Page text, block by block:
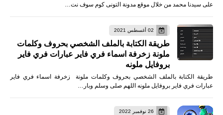
على سيدنا محمد من خلال موقع مدونة التونى كوم سوف نت…
02 أغسطس 2021
طريقة الكتابة بالملف الشخصي بحروف وكلمات
ملونة زخرفة اسماء فري فاير عبارات فري فاير
بروفايل ملونه
طريقة الكتابة بالملف الشخصي بحروف وكلمات ملونة زخرفة اسماء فري فاير
عبارات فري فاير بروفايل ملونه اللهم صلى وسلم وبار…
26 نوفمبر 2022